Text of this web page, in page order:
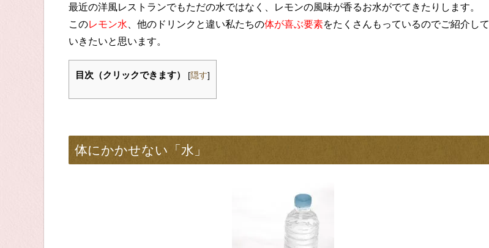
最近の洋風レストランでもただの水ではなく、レモンの風味が香るお水がでてきたりします。
このレモン水 、他のドリンクと違い私たちの体が喜ぶ要素をたくさんもっているのでご紹介して
いきたいと思います。
目次（クリックできます） [隠す]
体にかかせない「水」